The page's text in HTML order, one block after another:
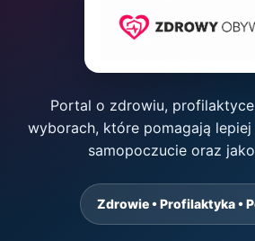
Portal o zdrowiu,
wyborach, które pomagają
samopoczucie oraz
Zdrowie • Profilaktyka •